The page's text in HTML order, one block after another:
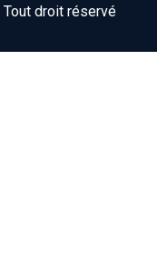
Tout droit réservé